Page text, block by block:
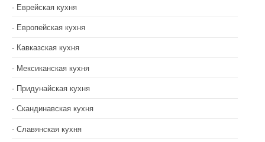
Еврейская кухня
Европейская кухня
Кавказская кухня
Мексиканская кухня
Придунайская кухня
Скандинавская кухня
Славянская кухня